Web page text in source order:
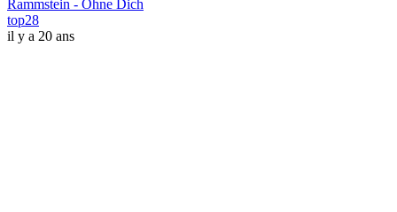
Rammstein - Ohne Dich
top28
il y a 20 ans